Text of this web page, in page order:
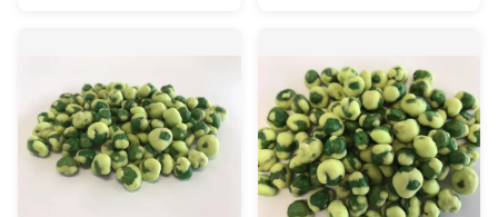
pea products to our consumers.
Our peas, ...